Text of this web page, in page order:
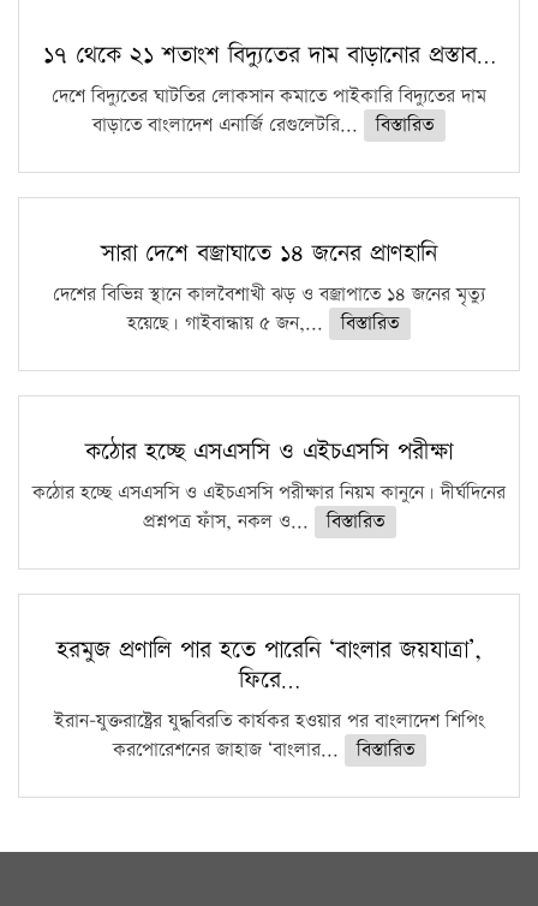
১৭ থেকে ২১ শতাংশ বিদ্যুতের দাম বাড়ানোর প্রস্তাব…
দেশে বিদ্যুতের ঘাটতির লোকসান কমাতে পাইকারি বিদ্যুতের দাম
বাড়াতে বাংলাদেশ এনার্জি রেগুলেটরি...
বিস্তারিত
সারা দেশে বজ্রাঘাতে ১৪ জনের প্রাণহানি
দেশের বিভিন্ন স্থানে কালবৈশাখী ঝড় ও বজ্রাপাতে ১৪ জনের মৃত্যু
হয়েছে। গাইবান্ধায় ৫ জন,...
বিস্তারিত
কঠোর হচ্ছে এসএসসি ও এইচএসসি পরীক্ষা
কঠোর হচ্ছে এসএসসি ও এইচএসসি পরীক্ষার নিয়ম কানুনে। দীর্ঘদিনের
প্রশ্নপত্র ফাঁস, নকল ও...
বিস্তারিত
হরমুজ প্রণালি পার হতে পারেনি ‘বাংলার জয়যাত্রা’,
ফিরে…
ইরান-যুক্তরাষ্ট্রের যুদ্ধবিরতি কার্যকর হওয়ার পর বাংলাদেশ শিপিং
করপোরেশনের জাহাজ ‘বাংলার...
বিস্তারিত